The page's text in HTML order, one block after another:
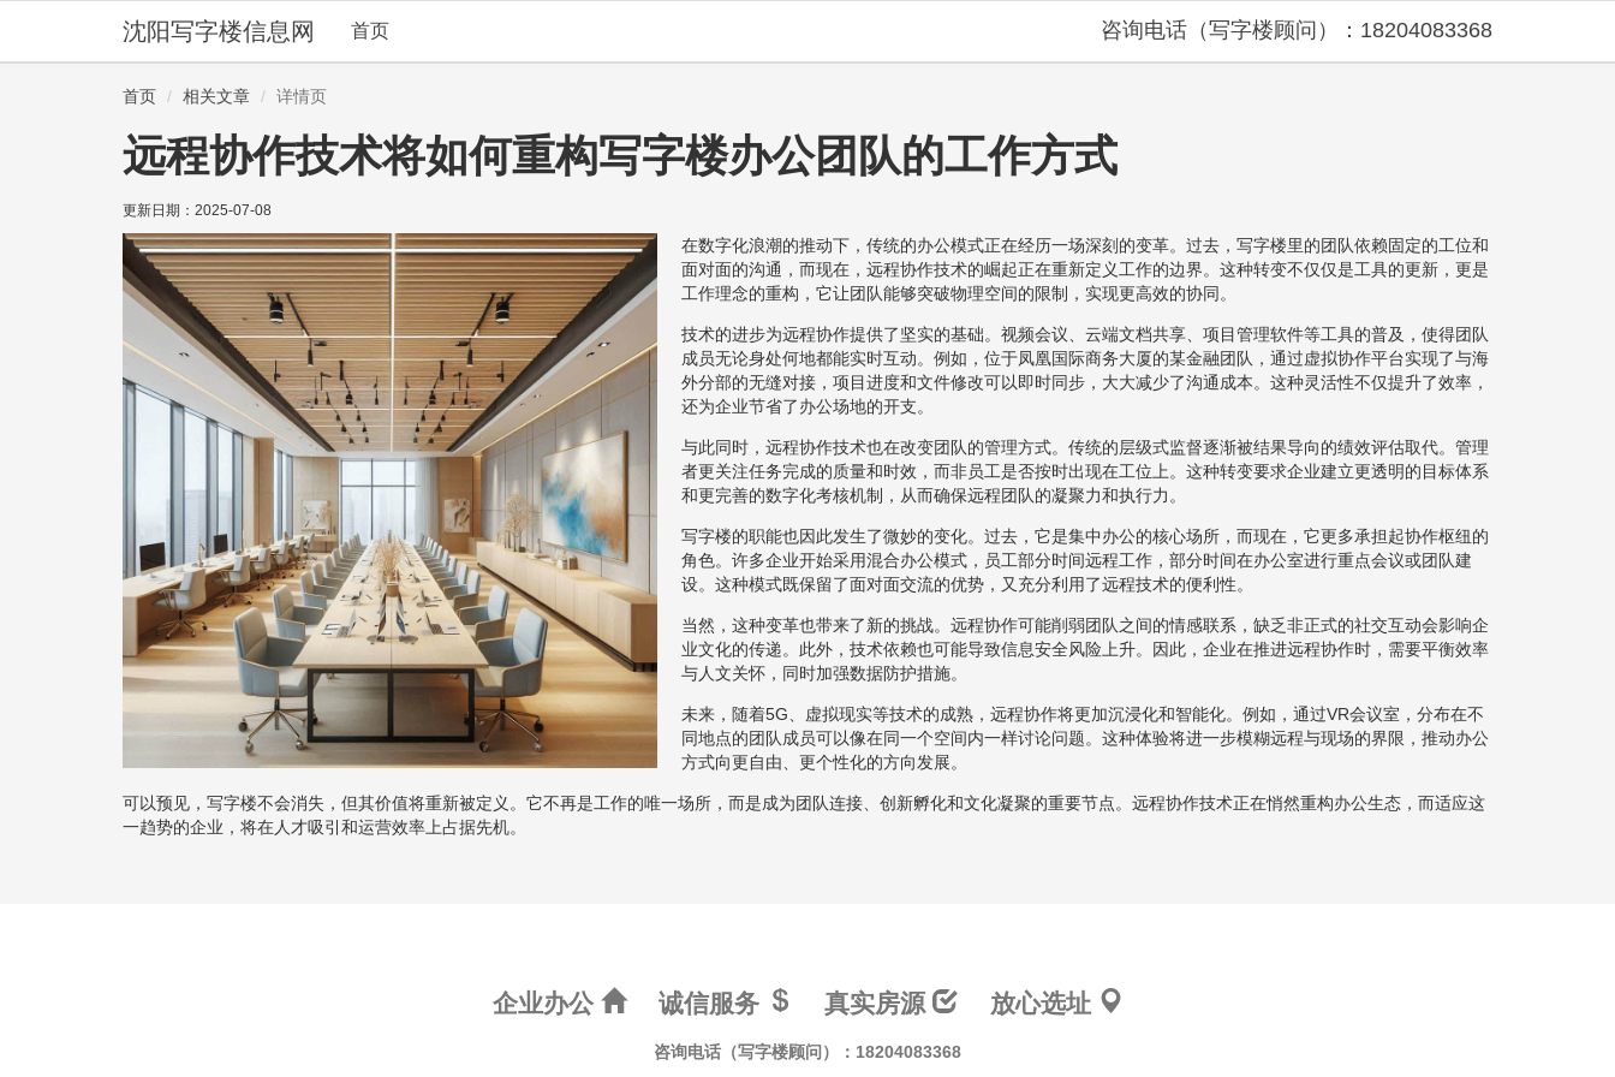
沈阳写字楼信息网 首页 咨询电话（写字楼顾问）：18204083368
首页 相关文章 详情页
远程协作技术将如何重构写字楼办公团队的工作方式
更新日期： 2025-07-08
在数字化浪潮的推动下，传统的办公模式正在经历一场深刻的变革。过去，写字楼里的团队依赖固定的工位和
面对面的沟通，而现在，远程协作技术的崛起正在重新定义工作的边界。这种转变不仅仅是工具的更新，更是
工作理念的重构，它让团队能够突破物理空间的限制，实现更高效的协同。
技术的进步为远程协作提供了坚实的基础。视频会议、云端文档共享、项目管理软件等工具的普及，使得团队
成员无论身处何地都能实时互动。例如，位于凤凰国际商务大厦的某金融团队，通过虚拟协作平台实现了与海
外分部的无缝对接，项目进度和文件修改可以即时同步，大大减少了沟通成本。这种灵活性不仅提升了效率，
还为企业节省了办公场地的开支。
与此同时，远程协作技术也在改变团队的管理方式。传统的层级式监督逐渐被结果导向的绩效评估取代。管理
者更关注任务完成的质量和时效，而非员工是否按时出现在工位上。这种转变要求企业建立更透明的目标体系
和更完善的数字化考核机制，从而确保远程团队的凝聚力和执行力。
写字楼的职能也因此发生了微妙的变化。过去，它是集中办公的核心场所，而现在，它更多承担起协作枢纽的
角色。许多企业开始采用混合办公模式，员工部分时间远程工作，部分时间在办公室进行重点会议或团队建
设。这种模式既保留了面对面交流的优势，又充分利用了远程技术的便利性。
当然，这种变革也带来了新的挑战。远程协作可能削弱团队之间的情感联系，缺乏非正式的社交互动会影响企
业文化的传递。此外，技术依赖也可能导致信息安全风险上升。因此，企业在推进远程协作时，需要平衡效率
与人文关怀，同时加强数据防护措施。
未来，随着5G、虚拟现实等技术的成熟，远程协作将更加沉浸化和智能化。例如，通过VR会议室，分布在不
同地点的团队成员可以像在同一个空间内一样讨论问题。这种体验将进一步模糊远程与现场的界限，推动办公
方式向更自由、更个性化的方向发展。
可以预见，写字楼不会消失，但其价值将重新被定义。它不再是工作的唯一场所，而是成为团队连接、创新孵化和文化凝聚的重要节点。远程协作技术正在悄然重构办公生态，而适应这
一趋势的企业，将在人才吸引和运营效率上占据先机。
企业办公 诚信服务 真实房源 放心选址
咨询电话（写字楼顾问）：18204083368